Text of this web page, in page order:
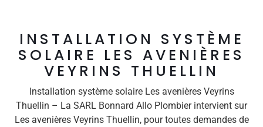
INSTALLATION SYSTÈME
SOLAIRE LES AVENIÈRES
VEYRINS THUELLIN
Installation système solaire Les avenières Veyrins
Thuellin – La SARL Bonnard Allo Plombier intervient sur
Les avenières Veyrins Thuellin, pour toutes demandes de